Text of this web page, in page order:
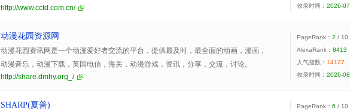
改委煤炭出矿价格监测工作平台、电煤价格监测数据平台。
http://www.cctd.com.cn/
收录时间： 2026-
动漫花园资源网
动漫花园资讯网是一个动漫爱好者交流的平台，提供最及时，最全面的动画，漫画，
动漫音乐，动漫下载，英国电信，海关，动漫游戏，资讯，分享，交流，讨论。
http://share.dmhy.org_/
PageRank： 2 / 10
AlexaRank： 8413
人气指数： 14127
收录时间： 2026-
SHARP(夏普) PageRank： 6 / 10